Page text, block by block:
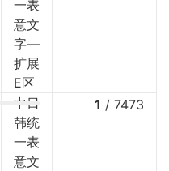
一表
意文
字—
扩展
E区
中日
韩统
一表
意文
1 / 7473